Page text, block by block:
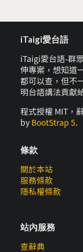
iTaigi愛台語
iTaigi愛台語-群
伸專案，想知道
都可以查，但不
明台語講法貢獻
程式授權 MIT，
by BootStrap 5.
條款
關於本站
服務條款
隱私權條款
站內服務
查辭典